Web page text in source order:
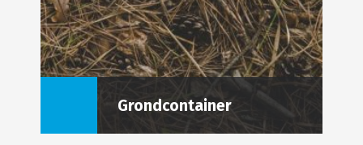
Grondcontainer